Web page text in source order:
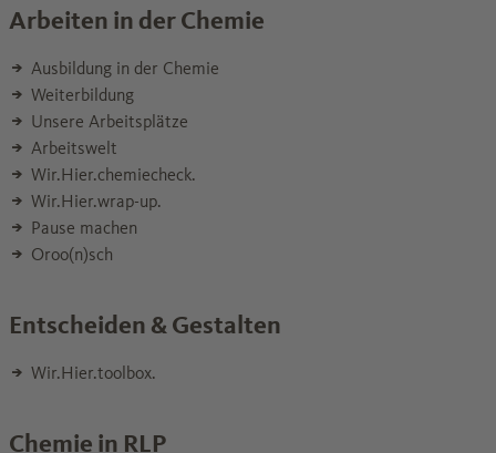
Arbeiten in der Chemie
Ausbildung in der Chemie
Weiterbildung
Unsere Arbeitsplätze
Arbeitswelt
Wir.Hier.chemiecheck.
Wir.Hier.wrap-up.
Pause machen
Oroo(n)sch
Entscheiden & Gestalten
Wir.Hier.toolbox.
Chemie in RLP